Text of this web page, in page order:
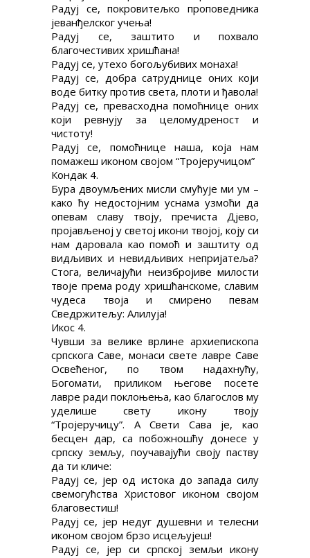
Радуј се, покровитељко проповедника
јеванђелског учења!
Радуј се, заштито и похвало
благочестивих хришћана!
Радуј се, утехо богољубивих монаха!
Радуј се, добра сатруднице оних који
воде битку против света, плоти и ђавола!
Радуј се, превасходна помоћнице оних
који ревнују за целомудреност и
чистоту!
Радуј се, помоћнице наша, која нам
помажеш иконом својом “Тројеручицом”
Кондак 4.
Бура двоумљених мисли смућује ми ум –
како ћу недостојним уснама узмоћи да
опевам славу твоју, пречиста Дјево,
пројављеној у светој икони твојој, коју си
нам даровала као помоћ и заштиту од
видљивих и невидљивих непријатеља?
Стога, величајући неизбројиве милости
твоје према роду хришћанскоме, славим
чудеса твоја и смирено певам
Сведржитељу: Алилуја!
Икос 4.
Чувши за велике врлине архиепископа
српскога Саве, монаси свете лавре Саве
Освећеног, по твом надахнућу,
Богомати, приликом његове посете
лавре ради поклоњења, као благослов му
уделише свету икону твоју
“Тројеручицу”. А Свети Сава је, као
бесцен дар, са побожношћу донесе у
српску земљу, поучавајући своју паству
да ти кличе:
Радуј се, јер од истока до запада силу
свемогућства Христовог иконом својом
благовестиш!
Радуј се, јер недуг душевни и телесни
иконом својом брзо исцељујеш!
Радуј се, јер си српској земљи икону